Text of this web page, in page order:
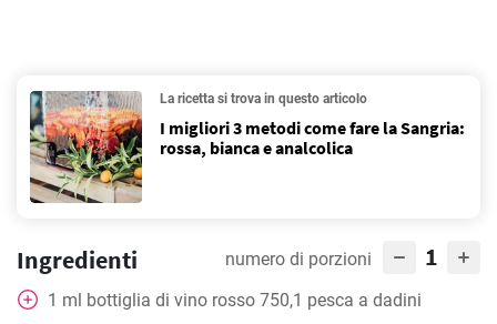
La ricetta si trova in questo articolo
I migliori 3 metodi come fare la Sangria:
rossa, bianca e analcolica
Ingredienti numero di porzioni 1
1 ml bottiglia di vino rosso 750,1 pesca a dadini